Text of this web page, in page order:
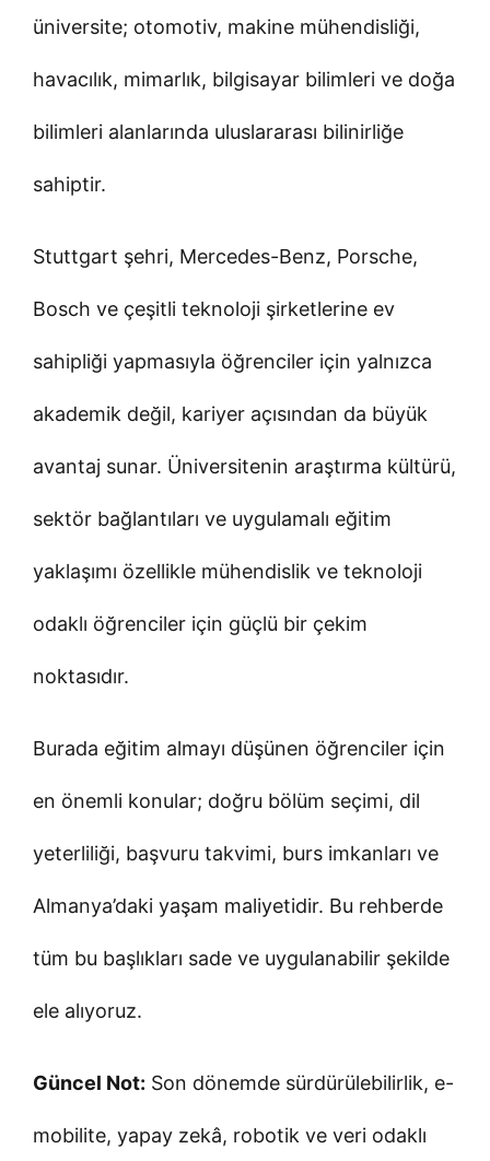
üniversite; otomotiv, makine mühendisliği,
havacılık, mimarlık, bilgisayar bilimleri ve doğa
bilimleri alanlarında uluslararası bilinirliğe
sahiptir.
Stuttgart şehri, Mercedes-Benz, Porsche,
Bosch ve çeşitli teknoloji şirketlerine ev
sahipliği yapmasıyla öğrenciler için yalnızca
akademik değil, kariyer açısından da büyük
avantaj sunar. Üniversitenin araştırma kültürü,
sektör bağlantıları ve uygulamalı eğitim
yaklaşımı özellikle mühendislik ve teknoloji
odaklı öğrenciler için güçlü bir çekim
noktasıdır.
Burada eğitim almayı düşünen öğrenciler için
en önemli konular; doğru bölüm seçimi, dil
yeterliliği, başvuru takvimi, burs imkanları ve
Almanya’daki yaşam maliyetidir. Bu rehberde
tüm bu başlıkları sade ve uygulanabilir şekilde
ele alıyoruz.
Güncel Not: Son dönemde sürdürülebilirlik, e-
mobilite, yapay zekâ, robotik ve veri odaklı